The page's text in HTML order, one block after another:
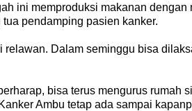
ini memproduksi makanan dengan
pendamping pasien kanker.
Dalam seminggu bisa
bisa terus mengurus rumah
Ambu tetap ada sampai